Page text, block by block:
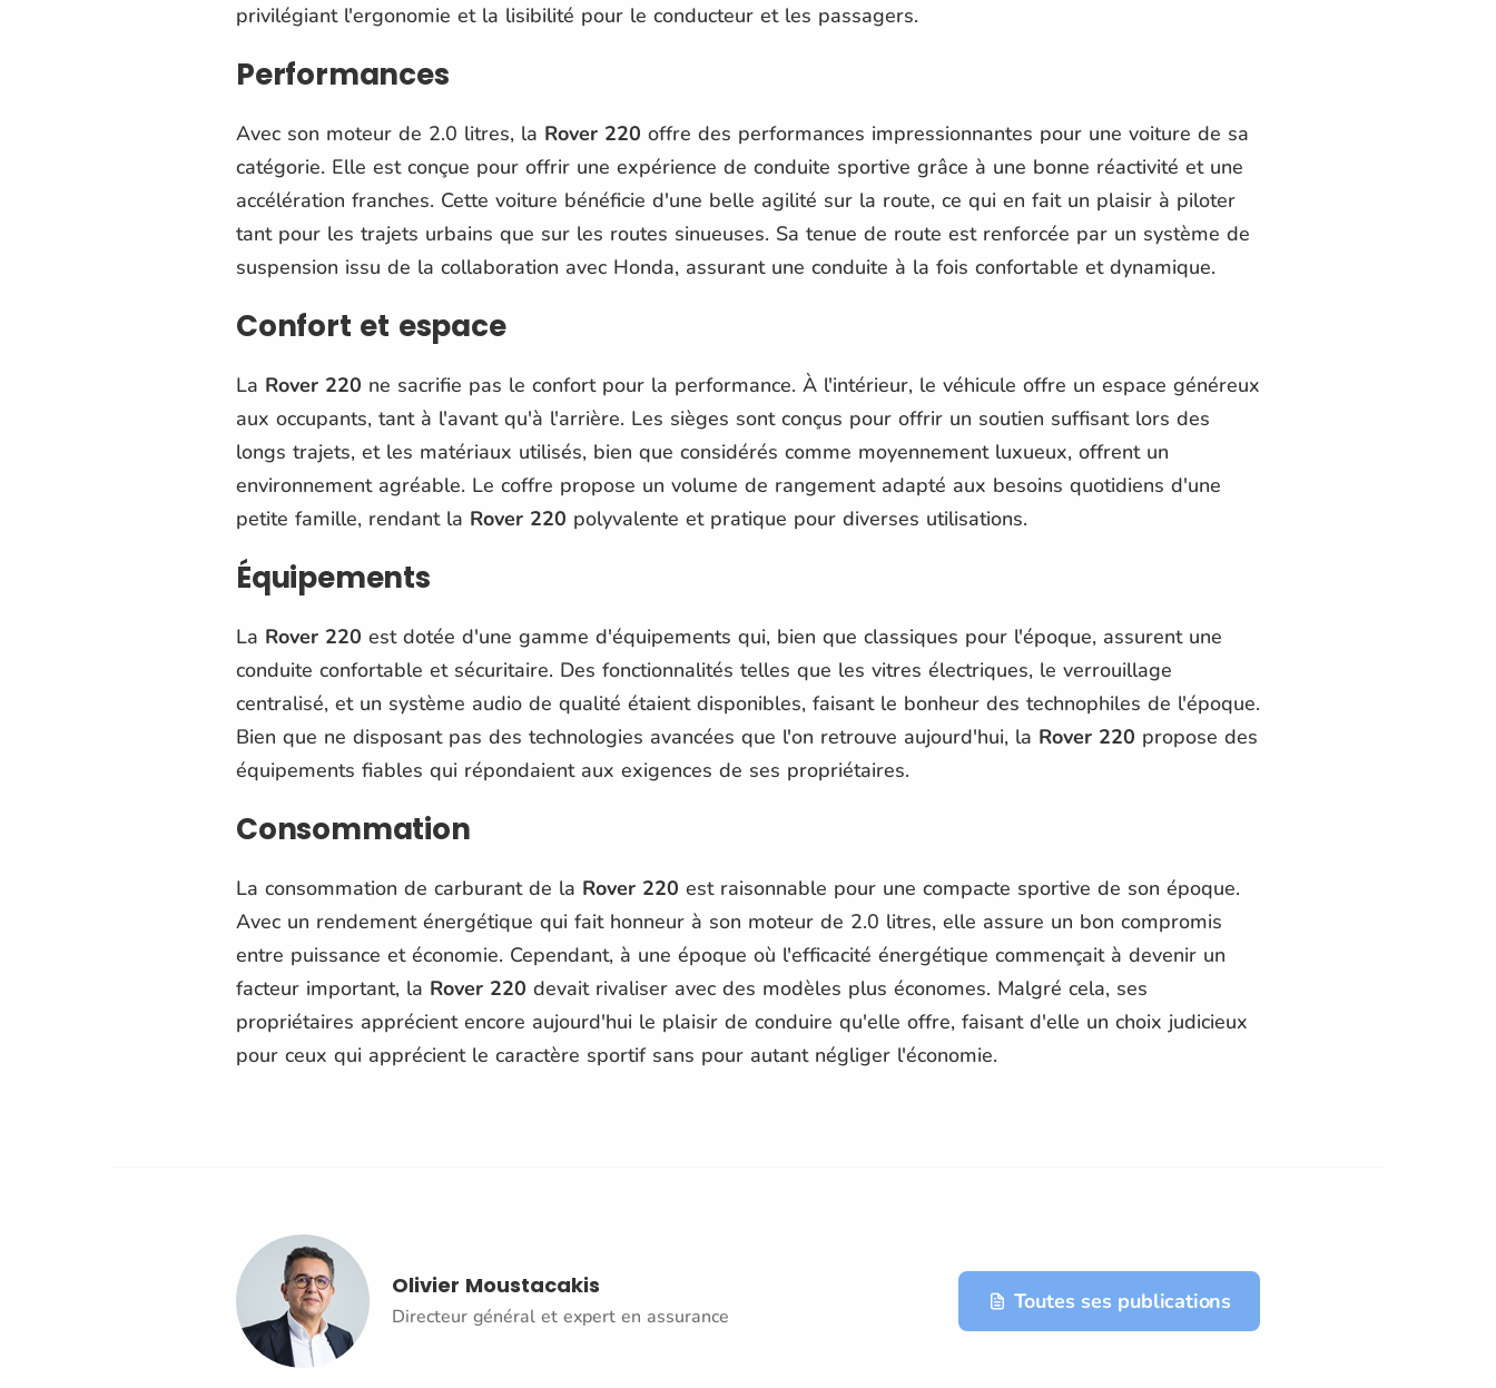
privilégiant l'ergonomie et la lisibilité pour le conducteur et les passagers.
Performances
Avec son moteur de 2.0 litres, la Rover 220 offre des performances impressionnantes pour une voiture de sa
catégorie. Elle est conçue pour offrir une expérience de conduite sportive grâce à une bonne réactivité et une
accélération franches. Cette voiture bénéficie d'une belle agilité sur la route, ce qui en fait un plaisir à piloter
tant pour les trajets urbains que sur les routes sinueuses. Sa tenue de route est renforcée par un système de
suspension issu de la collaboration avec Honda, assurant une conduite à la fois confortable et dynamique.
Confort et espace
La Rover 220 ne sacrifie pas le confort pour la performance. À l'intérieur, le véhicule offre un espace généreux
aux occupants, tant à l'avant qu'à l'arrière. Les sièges sont conçus pour offrir un soutien suffisant lors des
longs trajets, et les matériaux utilisés, bien que considérés comme moyennement luxueux, offrent un
environnement agréable. Le coffre propose un volume de rangement adapté aux besoins quotidiens d'une
petite famille, rendant la Rover 220 polyvalente et pratique pour diverses utilisations.
Équipements
La Rover 220 est dotée d'une gamme d'équipements qui, bien que classiques pour l'époque, assurent une
conduite confortable et sécuritaire. Des fonctionnalités telles que les vitres électriques, le verrouillage
centralisé, et un système audio de qualité étaient disponibles, faisant le bonheur des technophiles de l'époque.
Bien que ne disposant pas des technologies avancées que l'on retrouve aujourd'hui, la Rover 220 propose des
équipements fiables qui répondaient aux exigences de ses propriétaires.
Consommation
La consommation de carburant de la Rover 220 est raisonnable pour une compacte sportive de son époque.
Avec un rendement énergétique qui fait honneur à son moteur de 2.0 litres, elle assure un bon compromis
entre puissance et économie. Cependant, à une époque où l'efficacité énergétique commençait à devenir un
facteur important, la Rover 220 devait rivaliser avec des modèles plus économes. Malgré cela, ses
propriétaires apprécient encore aujourd'hui le plaisir de conduire qu'elle offre, faisant d'elle un choix judicieux
pour ceux qui apprécient le caractère sportif sans pour autant négliger l'économie.
Olivier Moustacakis
Directeur général et expert en assurance
Toutes ses publications